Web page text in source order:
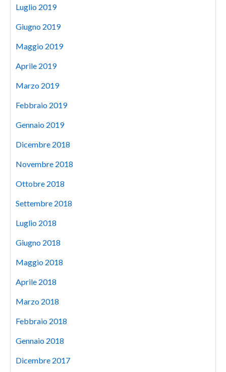
Luglio 2019
Giugno 2019
Maggio 2019
Aprile 2019
Marzo 2019
Febbraio 2019
Gennaio 2019
Dicembre 2018
Novembre 2018
Ottobre 2018
Settembre 2018
Luglio 2018
Giugno 2018
Maggio 2018
Aprile 2018
Marzo 2018
Febbraio 2018
Gennaio 2018
Dicembre 2017